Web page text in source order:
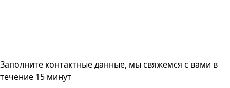
Заполните контактные данные, мы свяжемся с вами в
течение 15 минут